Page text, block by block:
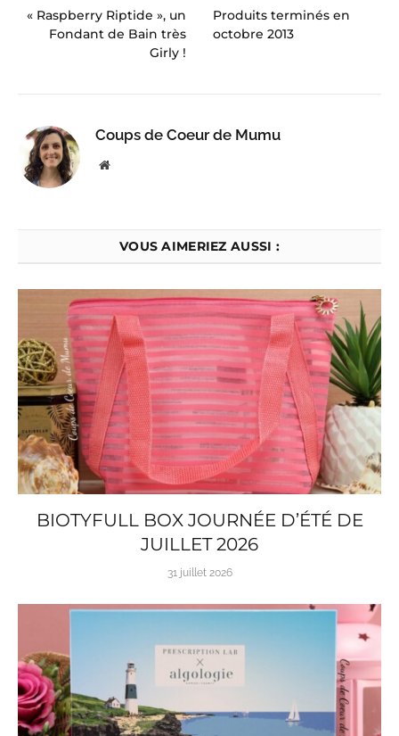
« Raspberry Riptide », un
Fondant de Bain très
Girly !
Produits terminés en
octobre 2013
Coups de Coeur de Mumu
Website
VOUS AIMERIEZ AUSSI :
BIOTYFULL BOX JOURNÉE D’ÉTÉ DE
JUILLET 2026
31 juillet 2026